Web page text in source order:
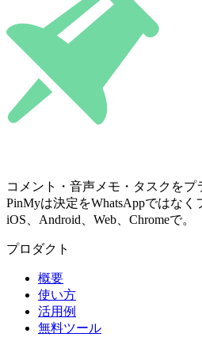
コメント・音声メモ・タスクをプ
PinMyは決定をWhatsAppではな
iOS、Android、Web、Chromeで。
プロダクト
概要
使い方
活用例
無料ツール